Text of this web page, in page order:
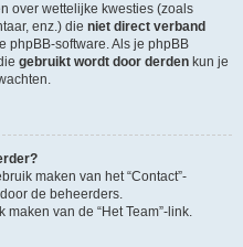
over wettelijke kwesties (zoals
enz.) die niet direct verband
phpBB-software. Als je phpBB
gebruikt wordt door derden kun je
maken van het “Contact”-
de beheerders.
van de “Het Team”-link.